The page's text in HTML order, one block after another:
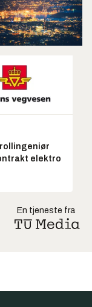
elektro
En tjeneste fra